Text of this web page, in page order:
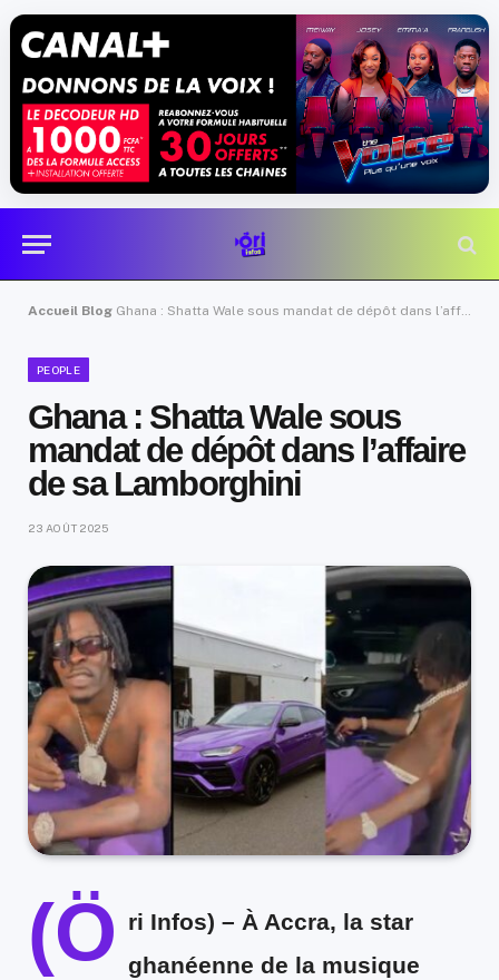
Accueil Blog Ghana : Shatta Wale sous mandat de dépôt dans l’affaire de sa Lamborghini
PEOPLE
Ghana : Shatta Wale sous
mandat de dépôt dans l’affaire
de sa Lamborghini
23 AOÛT 2025
(Ö ri Infos) – À Accra, la star
ghanéenne de la musique